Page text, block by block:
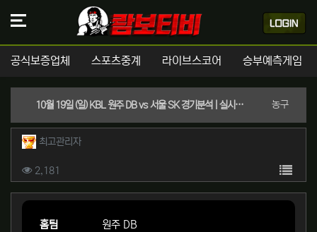
공식보증업체 스포츠중계 라이브스코어 승부예측게임
10월 19일 (일) KBL 원주 DB vs 서울 SK 경기분석 | 실시간 스포츠중계 농구분류
작성자 정보
최고관리자작성
컨텐츠 정보
2,181 목록
본문
홈팀
원주 DB